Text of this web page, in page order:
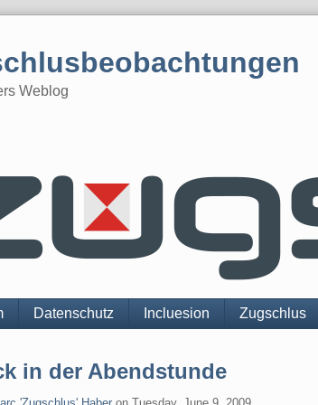
Weblog
Datenschutz Incluesion Zugschlus
in der Abendstunde